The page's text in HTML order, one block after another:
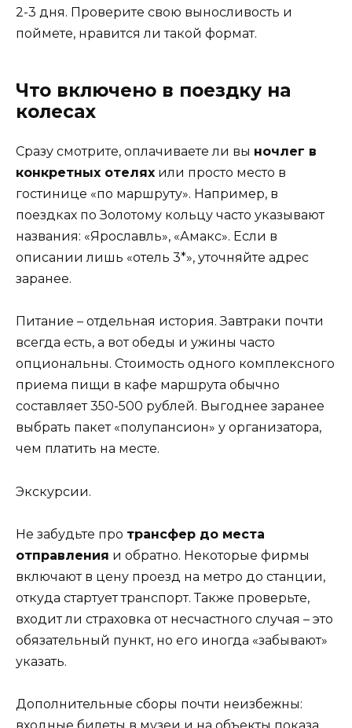
2-3 дня. Проверите свою выносливость и
поймете, нравится ли такой формат.
Что включено в поездку на
колесах
Сразу смотрите, оплачиваете ли вы ночлег в
конкретных отелях или просто место в
гостинице «по маршруту». Например, в
поездках по Золотому кольцу часто указывают
названия: «Ярославль», «Амакс». Если в
описании лишь «отель 3*», уточняйте адрес
заранее.
Питание – отдельная история. Завтраки почти
всегда есть, а вот обеды и ужины часто
опциональны. Стоимость одного комплексного
приема пищи в кафе маршрута обычно
составляет 350-500 рублей. Выгоднее заранее
выбрать пакет «полупансион» у организатора,
чем платить на месте.
Экскурсии.
Не забудьте про трансфер до места
отправления и обратно. Некоторые фирмы
включают в цену проезд на метро до станции,
откуда стартует транспорт. Также проверьте,
входит ли страховка от несчастного случая – это
обязательный пункт, но его иногда «забывают»
указать.
Дополнительные сборы почти неизбежны: